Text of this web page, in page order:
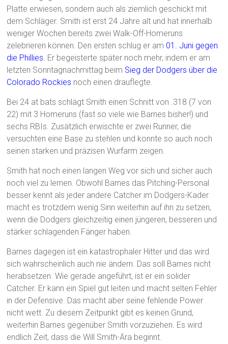
Platte erwiesen, sondern auch als ziemlich geschickt mit
dem Schläger. Smith ist erst 24 Jahre alt und hat innerhalb
weniger Wochen bereits zwei Walk-Off-Homeruns
zelebrieren können. Den ersten schlug er am 01. Juni gegen
die Phillies. Er begeisterte später noch mehr, indem er am
letzten Sonntagnachmittag beim Sieg der Dodgers über die
Colorado Rockies noch einen drauflegte.
Bei 24 at bats schlägt Smith einen Schnitt von .318 (7 von
22) mit 3 Homeruns (fast so viele wie Barnes bisher!) und
sechs RBIs. Zusätzlich erwischte er zwei Runner, die
versuchten eine Base zu stehlen und konnte so auch noch
seinen starken und präzisen Wurfarm zeigen.
Smith hat noch einen langen Weg vor sich und sicher auch
noch viel zu lernen. Obwohl Barnes das Pitching-Personal
besser kennt als jeder andere Catcher im Dodgers-Kader
macht es trotzdem wenig Sinn weiterhin auf ihn zu setzen,
wenn die Dodgers gleichzeitig einen jüngeren, besseren und
stärker schlagenden Fänger haben.
Barnes dagegen ist ein katastrophaler Hitter und das wird
sich wahrscheinlich auch nie ändern. Das soll Barnes nicht
herabsetzen. Wie gerade angeführt, ist er ein solider
Catcher. Er kann ein Spiel gut leiten und macht selten Fehler
in der Defensive. Das macht aber seine fehlende Power
nicht wett. Zu diesem Zeitpunkt gibt es keinen Grund,
weiterhin Barnes gegenüber Smith vorzuziehen. Es wird
endlich Zeit, dass die Will Smith-Ära beginnt.